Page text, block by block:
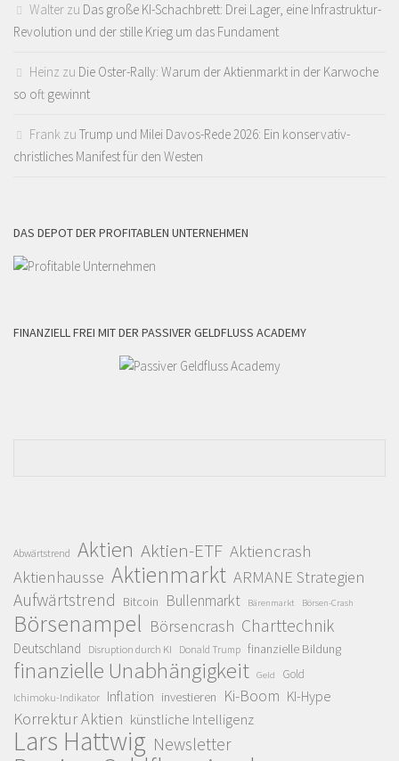
Walter zu Das große KI-Schachbrett: Drei Lager, eine Infrastruktur-
Revolution und der stille Krieg um das Fundament
Heinz zu Die Oster-Rally: Warum der Aktienmarkt in der Karwoche
so oft gewinnt
Frank zu Trump und Milei Davos-Rede 2026: Ein konservativ-
christliches Manifest für den Westen
DAS DEPOT DER PROFITABLEN UNTERNEHMEN
FINANZIELL FREI MIT DER PASSIVER GELDFLUSS ACADEMY
Abwärtstrend Aktien Aktien-ETF Aktiencrash
Aktienhausse Aktienmarkt ARMANE Strategien
Aufwärtstrend Bitcoin Bullenmarkt Bärenmarkt Börsen-Crash
Börsenampel Börsencrash Charttechnik
Deutschland Disruption durch KI Donald Trump finanzielle Bildung
finanzielle Unabhängigkeit Geld Gold
Ichimoku-Indikator Inflation investieren Ki-Boom KI-Hype
Korrektur Aktien künstliche Intelligenz
Lars Hattwig Newsletter